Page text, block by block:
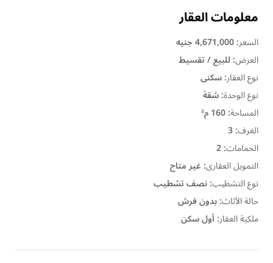
معلومات العقار
السعر:4,671,000 جنيه
العرض:للبيع / تقسيط
نوع العقار:سكنى
نوع الوحدة:شقة
المساحة:160 م²
الغرف:
3
الحمامات:
2
التمويل العقارى: غير متاح
نوع التشطيب:نصف تشطيب
حالة الأثاث:بدون فرش
ملكية العقار: أول سكن